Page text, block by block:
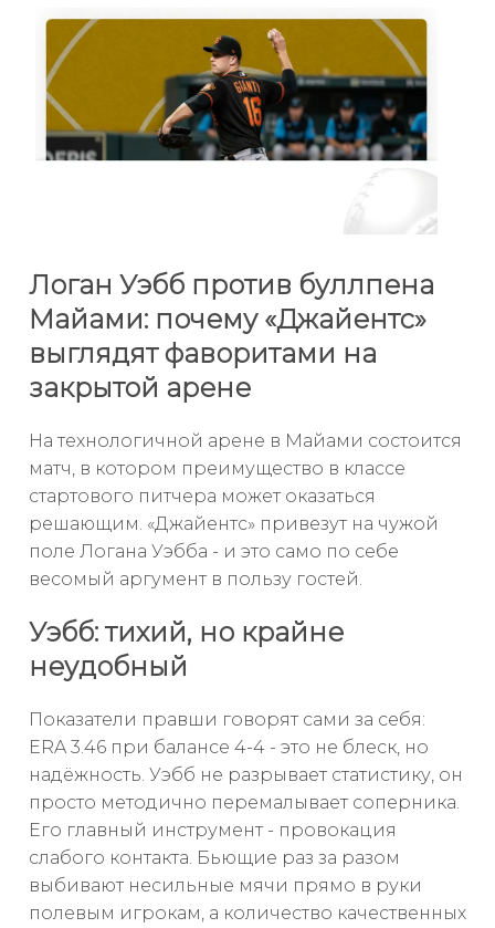
Логан Уэбб против буллпена
Майами: почему «Джайентс»
выглядят фаворитами на
закрытой арене
На технологичной арене в Майами состоится
матч, в котором преимущество в классе
стартового питчера может оказаться
решающим. «Джайентс» привезут на чужой
поле Логана Уэбба - и это само по себе
весомый аргумент в пользу гостей.
Уэбб: тихий, но крайне
неудобный
Показатели правши говорят сами за себя:
ERA 3.46 при балансе 4-4 - это не блеск, но
надёжность. Уэбб не разрывает статистику, он
просто методично перемалывает соперника.
Его главный инструмент - провокация
слабого контакта. Бьющие раз за разом
выбивают несильные мячи прямо в руки
полевым игрокам, а количество качественных